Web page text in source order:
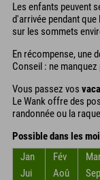
Les enfants peuvent
d'arrivée pendant
sur les sommets
En récompense, une
Conseil : ne
Vous passez vos
Le Wank offre des
randonnée ou la
Possible dans les
Jan
Fév
Jui
Aoû Sep